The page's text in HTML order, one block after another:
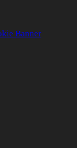
Banner